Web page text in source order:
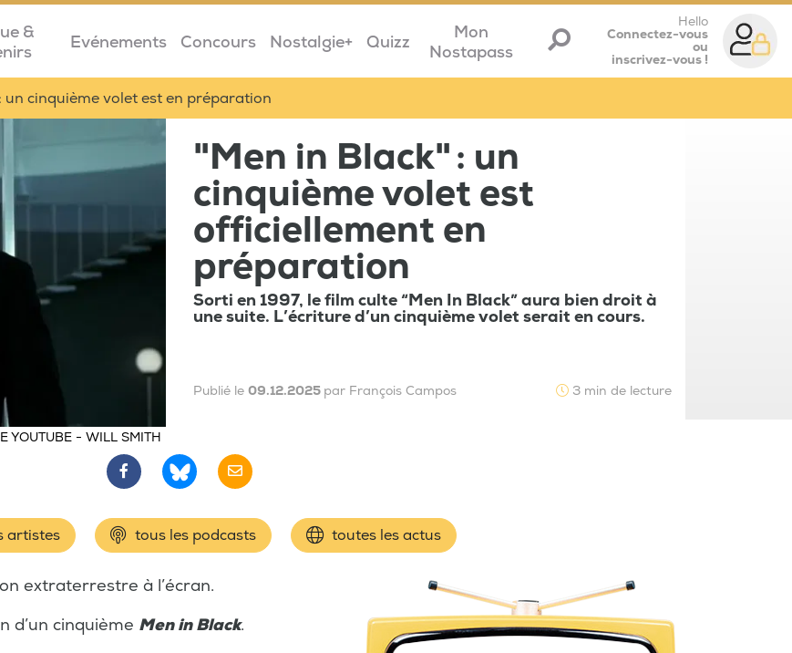
&
Evénements Concours Nostalgie+ Quizz
Mon
Nostapass
Hello
Connectez-vous
ou
inscrivez-vous !
un cinquième volet est en préparation
YOUTUBE - WILL SMITH
"Men in Black" : un
cinquième volet est
officiellement en
préparation
Sorti en 1997, le film culte “Men In Black” aura bien droit à
une suite. L’écriture d’un cinquième volet serait en cours.
Publié le 09.12.2025 par François Campos 3 min de lecture
artistes tous les podcasts toutes les actus
extraterrestre à l’écran.
d’un cinquième Men in Black.